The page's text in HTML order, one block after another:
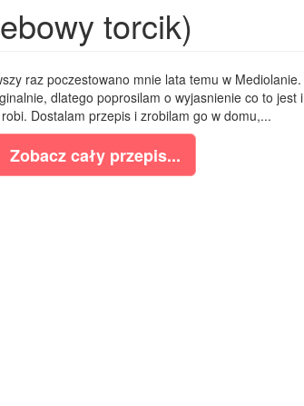
torcik)
raz poczestowano mnie lata temu w Mediolanie.
dlatego poprosilam o wyjasnienie co to jest i
Dostalam przepis i zrobilam go w domu,...
Zobacz cały przepis...